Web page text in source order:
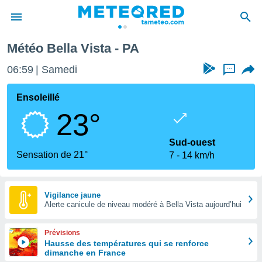
de
Météo Bella Vista - PA
06:59 Samedi ...
Ensoleillé
23°
Sensation de 21°
Sud-ouest
7
14 km/h
Vigilance jaune
Alerte canicule de niveau modéré à Bella Vista aujourd’hui
Prévisions
Hausse des températures qui se renforce
dimanche en France